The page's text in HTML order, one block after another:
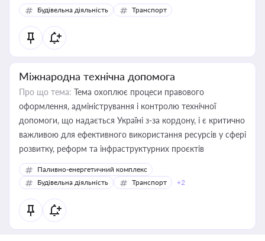
Будівельна діяльність Транспорт
Міжнародна технічна допомога
Про що тема: Тема охоплює процеси правового
оформлення, адміністрування і контролю технічної
допомоги, що надається Україні з-за кордону, і є критично
важливою для ефективного використання ресурсів у сфері
розвитку, реформ та інфраструктурних проєктів
Паливно-енергетичний комплекс
Будівельна діяльність
Транспорт +2